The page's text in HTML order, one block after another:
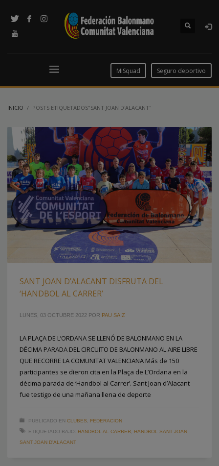
MiSquad Seguro deportivo
INICIO POSTS ETIQUETADOS"SANT JOAN D'ALACANT"
SANT JOAN D’ALACANT DISFRUTA DEL
‘HANDBOL AL CARRER’
LUNES, 03 OCTUBRE 2022 POR PAU SAIZ
LA PLAÇA DE L’ORDANA SE LLENÓ DE BALONMANO EN LA
DÉCIMA PARADA DEL CIRCUITO DE BALONMANO AL AIRE LIBRE
QUE RECORRE LA COMUNITAT VALENCIANA Más de 150
participantes se dieron cita en la Plaça de L’Ordana en la
décima parada de ‘Handbol al Carrer’. Sant Joan d’Alacant
fue testigo de una mañana llena de deporte
PUBLICADO EN CLUBES
FEDERACION
ETIQUETADO BAJO: HANDBOL AL CARRER HANDBOL SANT JOAN
SANT JOAN D'ALACANT